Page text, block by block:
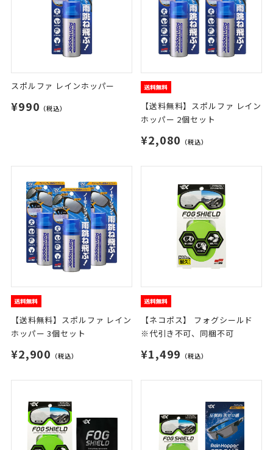
スポルファ レインホッパー
¥990 （税込）
【送料無料】スポルファ レイン
ホッパー 2個セット
¥2,080 （税込）
【送料無料】スポルファ レイン
ホッパー 3個セット
¥2,900 （税込）
【ネコポス】 フォグシールド
※代引き不可、同梱不可
¥1,499 （税込）